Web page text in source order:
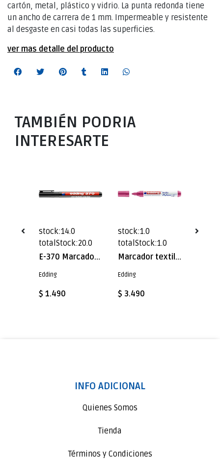
cartón, metal, plástico y vidrio. La punta redonda tiene
un ancho de carrera de 1 mm. Impermeable y resistente
al desgaste en casi todas las superficies.
ver mas detalle del producto
TAMBIÉN PODRIA
INTERESARTE
stock:14.0
totalStock:20.0
E-370 Marcador Permanente Negro Edding
Edding
$ 1.490
stock:1.0
totalStock:1.0
Marcador textil Edding E-4500 Carmesi
Edding
$ 3.490
INFO ADICIONAL
Quienes Somos
Tienda
Términos y Condiciones